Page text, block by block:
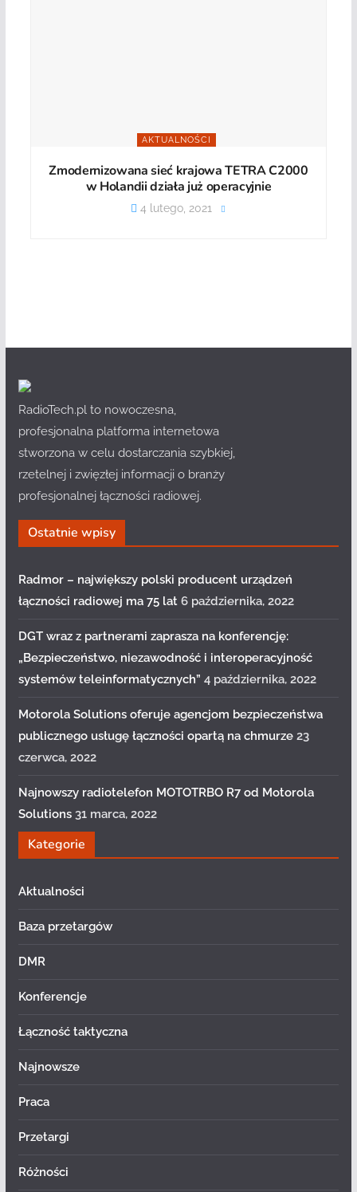
AKTUALNOŚCI
Zmodernizowana sieć krajowa TETRA C2000
w Holandii działa już operacyjnie
4 lutego, 2021
RadioTech.pl to nowoczesna,
profesjonalna platforma internetowa
stworzona w celu dostarczania szybkiej,
rzetelnej i zwięzłej informacji o branży
profesjonalnej łączności radiowej.
Ostatnie wpisy
Radmor – największy polski producent urządzeń
łączności radiowej ma 75 lat 6 października, 2022
DGT wraz z partnerami zaprasza na konferencję:
„Bezpieczeństwo, niezawodność i interoperacyjność
systemów teleinformatycznych” 4 października, 2022
Motorola Solutions oferuje agencjom bezpieczeństwa
publicznego usługę łączności opartą na chmurze 23
czerwca, 2022
Najnowszy radiotelefon MOTOTRBO R7 od Motorola
Solutions 31 marca, 2022
Kategorie
Aktualności
Baza przetargów
DMR
Konferencje
Łączność taktyczna
Najnowsze
Praca
Przetargi
Różności